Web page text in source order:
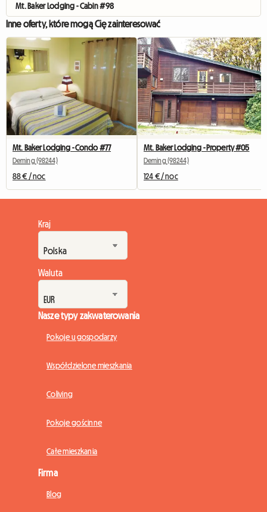
Mt. Baker Lodging - Cabin #98
Inne oferty, które mogą Cię zainteresować
Mt. Baker Lodging - Condo #77
Deming (98244)
88 € / noc
Mt. Baker Lodging - Property #05
Deming (98244)
124 € / noc
Kraj
Waluta
Nasze typy zakwaterowania
Pokoje u gospodarzy
Współdzielone mieszkania
Coliving
Pokoje gościnne
Całe mieszkania
Firma
Blog